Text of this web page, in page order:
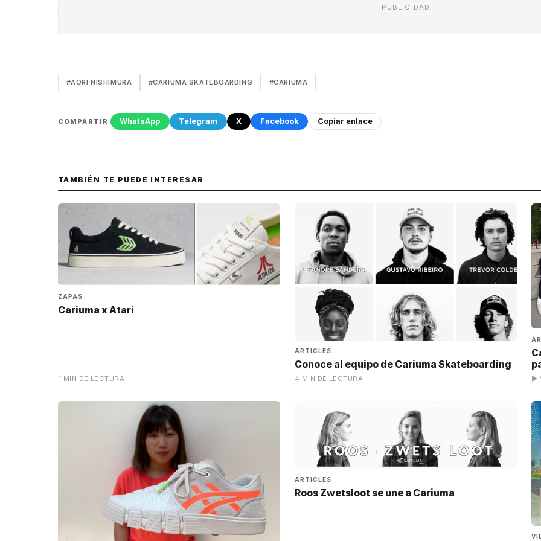
PUBLICIDAD
#AORI NISHIMURA #CARIUMA SKATEBOARDING #CARIUMA
COMPARTIR WhatsApp Telegram X Facebook Copiar enlace
TAMBIÉN TE PUEDE INTERESAR
ZAPAS
Cariuma x Atari
1 MIN DE LECTURA
ARTICLES
Conoce al equipo de Cariuma Skateboarding
4 MIN DE LECTURA ▶
ARTICLES
Roos Zwetsloot se une a Cariuma